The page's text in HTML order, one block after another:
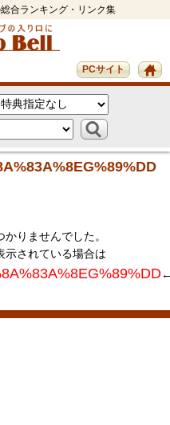
合ランキング・リンク集
PCサイト
りませんでした。
示されている場合は